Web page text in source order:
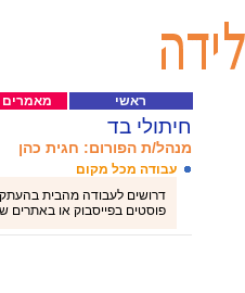
ראשי
חיתולי בד
מנהל/ת הפורום: חגית כהן
עבודה מכל מקום
פוסטים בפייסבוק או באתרים שתקבלו